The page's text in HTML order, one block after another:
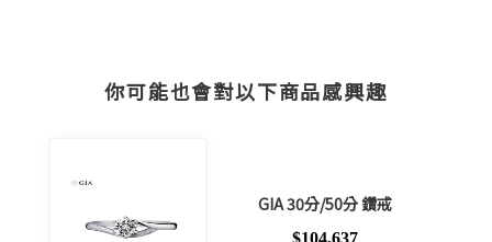
你可能也會對以下商品感興趣
GIA 30分/50分 鑽戒